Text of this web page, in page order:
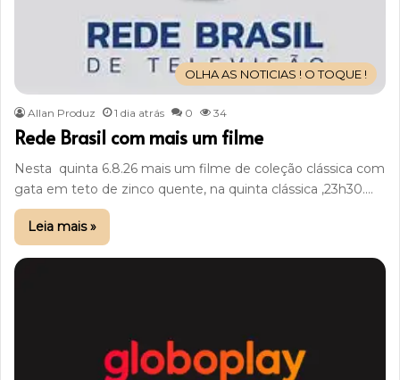
OLHA AS NOTICIAS ! O TOQUE !
Allan Produz 1 dia atrás 0 34
Rede Brasil com mais um filme
Nesta quinta 6.8.26 mais um filme de coleção clássica com
gata em teto de zinco quente, na quinta clássica ,23h30.…
Leia mais »